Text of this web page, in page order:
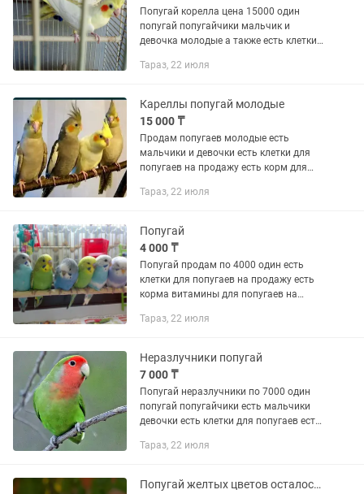
Попугай корелла цена 15000 один
попугай попугайчики мальчик и
девочка молодые а также есть клетки
витамины для попугаев есть на
Тараз, 22 июля
Кареллы попугай молодые
15 000 ₸
Продам попугаев молодые есть
мальчики и девочки есть клетки для
попугаев на продажу есть корм для
городу за отдельную цену есть
Тараз, 22 июля
Попугай
4 000 ₸
Попугай продам по 4000 один есть
клетки для попугаев на продажу есть
корма витамины для попугаев на
отдельную цену есть отправка другие
Тараз, 22 июля
Неразлучники попугай
7 000 ₸
Попугай неразлучники по 7000 один
попугай попугайчики есть мальчики
девочки есть клетки для попугаев есть
пойлки все есть на продажу есть
Тараз, 22 июля
Попугай желтых цветов осталось пара